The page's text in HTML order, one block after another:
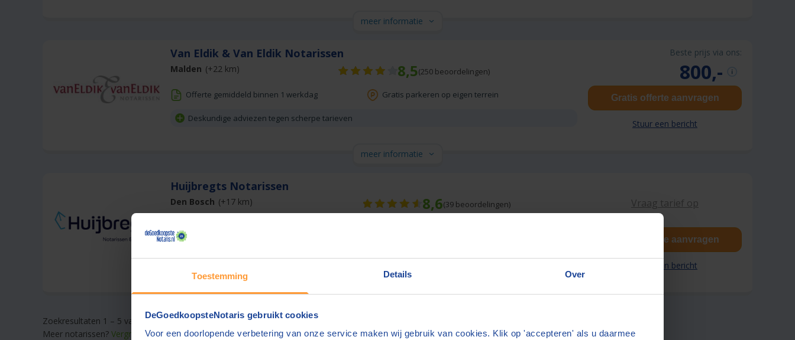
Toestemming Details Over
DeGoedkoopsteNotaris gebruikt cookies
Voor een doorlopende verbetering van onze service maken wij gebruik van cookies. Klik op 'accepteren' als u daarmee
meer informatie
Beste prijs via ons:
800,-
Van Eldik & Van Eldik Notarissen
8,5(250beoordelingen)
Malden (+22 km)
Offerte gemiddeld binnen 1 werkdag Gratis parkeren op eigen terrein
Deskundige adviezen tegen scherpe tarieven
Gratis offerte aanvragen
Stuur een bericht
meer informatie
Vraag tarief op
Huijbregts Notarissen
8,6(39beoordelingen)
Den Bosch (+17 km)
Ook contact mogelijk in:
Gratis offerte aanvragen
Stuur een bericht
meer informatie
Zoekresultaten 1 – 5 van 5
Meer notarissen? Vergroot de straal.